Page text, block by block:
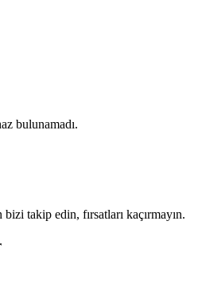
bulunamadı.
bizi takip edin, fırsatları kaçırmayın.